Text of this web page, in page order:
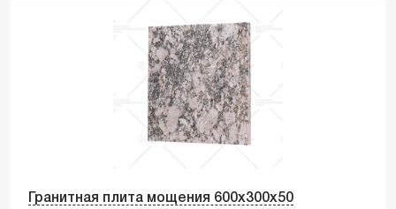
Гранитная плита мощения 600х300х50